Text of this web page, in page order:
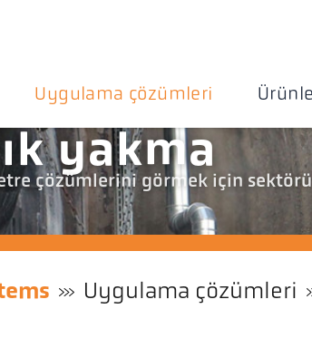
Uygulama çözümleri
yakma
çözümlerini görmek için
Uygulama çözümleri